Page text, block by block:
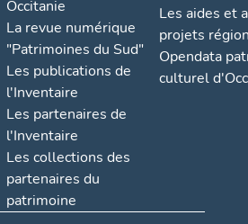
Occitanie
La revue numérique
"Patrimoines du Sud"
Les publications de
l'Inventaire
Les partenaires de
l'Inventaire
Les collections des
partenaires du
patrimoine
Les aides et
projets
Opendata
culturel